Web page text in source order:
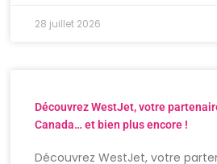
28 juillet 2026
Découvrez WestJet, votre
Canada… et bien plus encore !
Découvrez WestJet, votre